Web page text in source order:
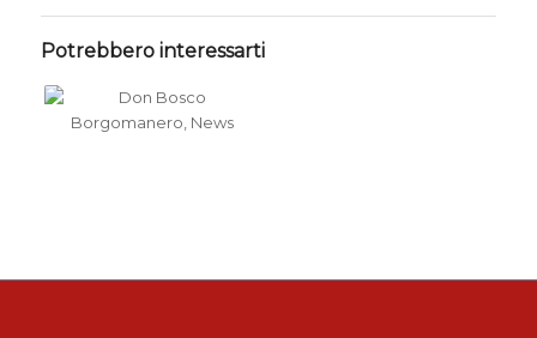
Potrebbero interessarti